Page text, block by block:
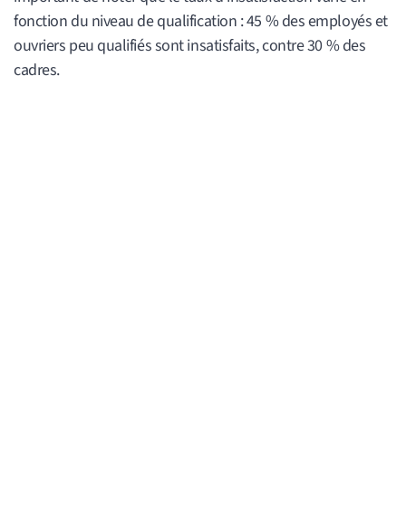
fonction du niveau de qualification : 45 % des employés et
ouvriers peu qualifiés sont insatisfaits, contre 30 % des
cadres.